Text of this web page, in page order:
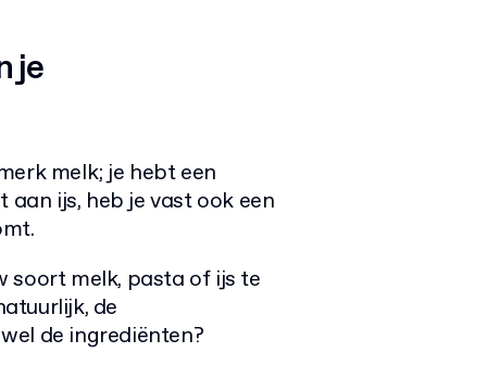
je
melk; je hebt een
ijs, heb je vast ook een
soort melk, pasta of ijs te
de
de ingrediënten?